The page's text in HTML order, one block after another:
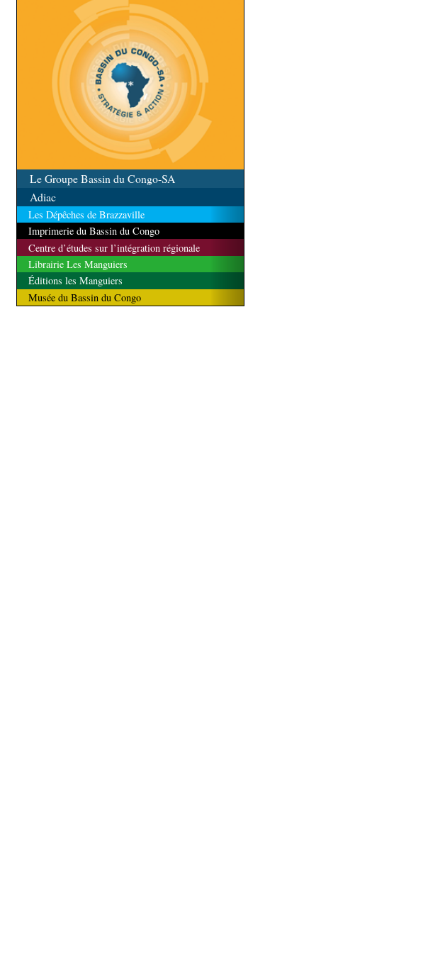
Le Groupe Bassin du Congo-SA
Adiac
Les Dépêches de Brazzaville
Imprimerie du Bassin du Congo
Centre d’études sur l’intégration régionale
Librairie Les Manguiers
Éditions les Manguiers
Musée du Bassin du Congo